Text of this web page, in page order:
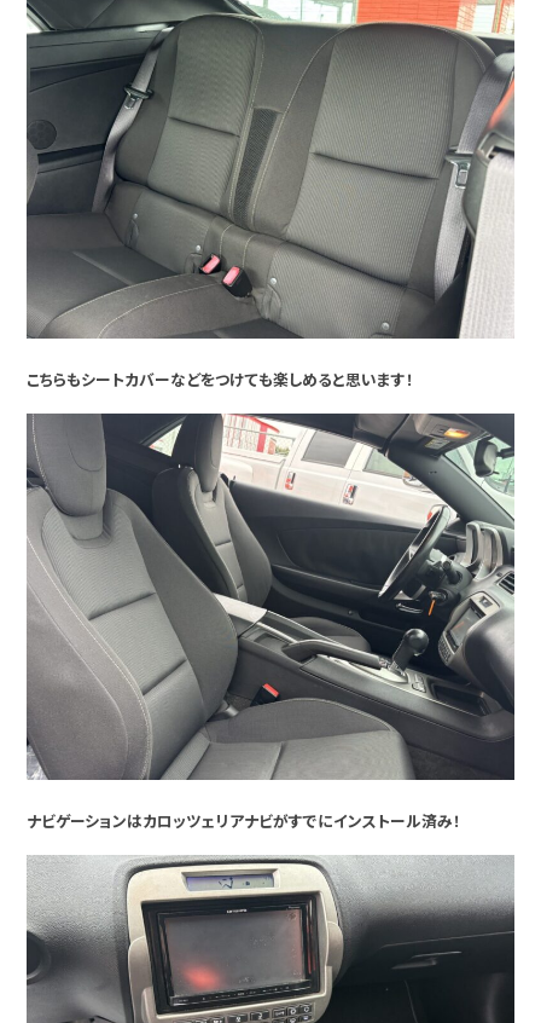
こちらもシートカバーなどをつけても楽しめると思います！
ナビゲーションはカロッツェリアナビがすでにインストール済み！